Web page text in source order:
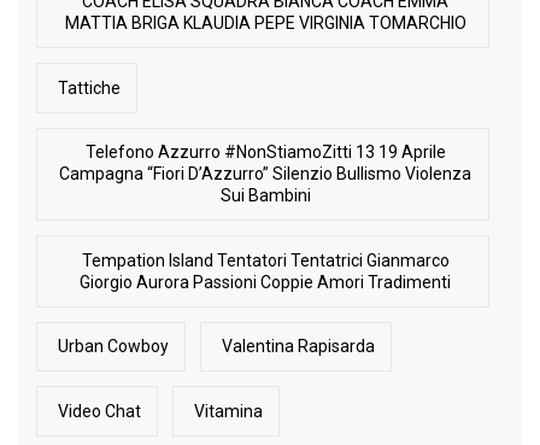
MATTIA BRIGA KLAUDIA PEPE VIRGINIA TOMARCHIO
Tattiche
Telefono Azzurro #NonStiamoZitti 13 19 Aprile
Campagna “Fiori D’Azzurro” Silenzio Bullismo Violenza
Sui Bambini
Tempation Island Tentatori Tentatrici Gianmarco
Giorgio Aurora Passioni Coppie Amori Tradimenti
Urban Cowboy Valentina Rapisarda
Video Chat Vitamina